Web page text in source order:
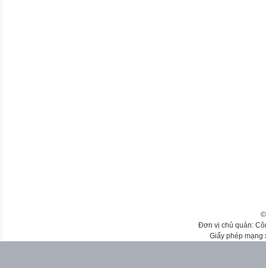
Đơn vị chủ quản:
Giấy phép mạng